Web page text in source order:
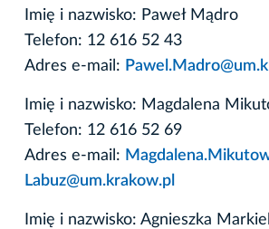
Imię i nazwisko: Paweł Mądro
Telefon: 12 616 52 43
Adres e-mail:
Imię i nazwisko: Magdalena
Telefon: 12 616 52 69
Adres e-mail:
Labuz@um.krakow.pl
Imię i nazwisko: Agnieszka